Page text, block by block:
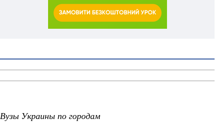
Вузы Украины по городам